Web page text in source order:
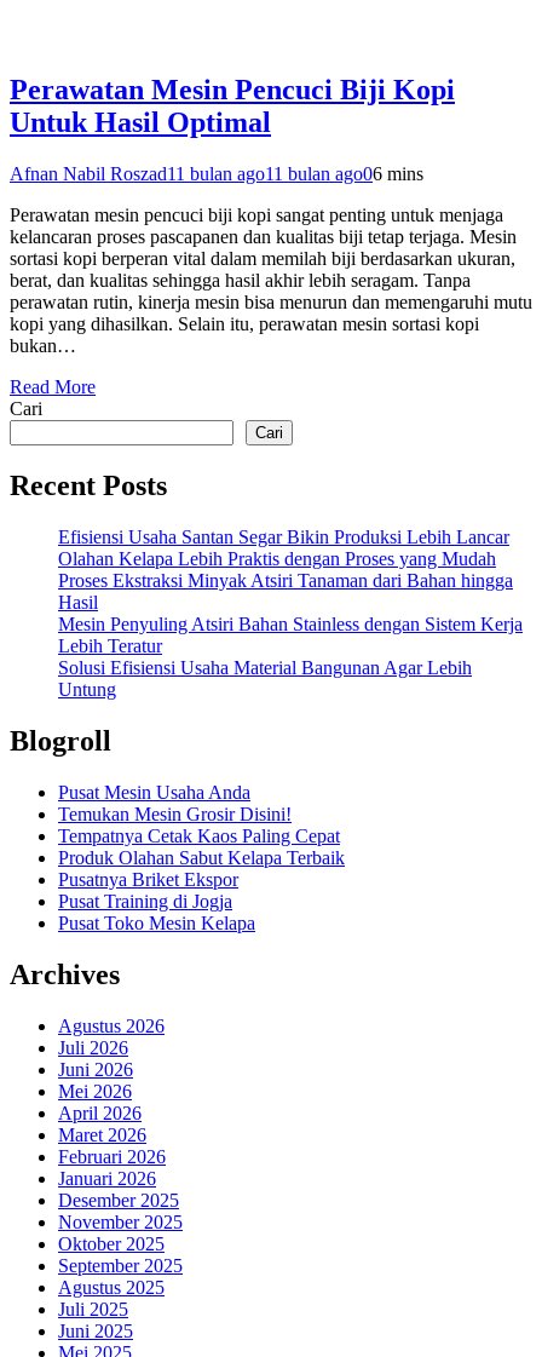
Perawatan Mesin Pencuci Biji Kopi
Untuk Hasil Optimal
Afnan Nabil Roszad11 bulan ago11 bulan ago06 mins
Perawatan mesin pencuci biji kopi sangat penting untuk menjaga
kelancaran proses pascapanen dan kualitas biji tetap terjaga. Mesin
sortasi kopi berperan vital dalam memilah biji berdasarkan ukuran,
berat, dan kualitas sehingga hasil akhir lebih seragam. Tanpa
perawatan rutin, kinerja mesin bisa menurun dan memengaruhi mutu
kopi yang dihasilkan. Selain itu, perawatan mesin sortasi kopi
bukan…
Read More
Cari
Cari
Recent Posts
Efisiensi Usaha Santan Segar Bikin Produksi Lebih Lancar
Olahan Kelapa Lebih Praktis dengan Proses yang Mudah
Proses Ekstraksi Minyak Atsiri Tanaman dari Bahan hingga
Hasil
Mesin Penyuling Atsiri Bahan Stainless dengan Sistem Kerja
Lebih Teratur
Solusi Efisiensi Usaha Material Bangunan Agar Lebih
Untung
Blogroll
Pusat Mesin Usaha Anda
Temukan Mesin Grosir Disini!
Tempatnya Cetak Kaos Paling Cepat
Produk Olahan Sabut Kelapa Terbaik
Pusatnya Briket Ekspor
Pusat Training di Jogja
Pusat Toko Mesin Kelapa
Archives
Agustus 2026
Juli 2026
Juni 2026
Mei 2026
April 2026
Maret 2026
Februari 2026
Januari 2026
Desember 2025
November 2025
Oktober 2025
September 2025
Agustus 2025
Juli 2025
Juni 2025
Mei 2025